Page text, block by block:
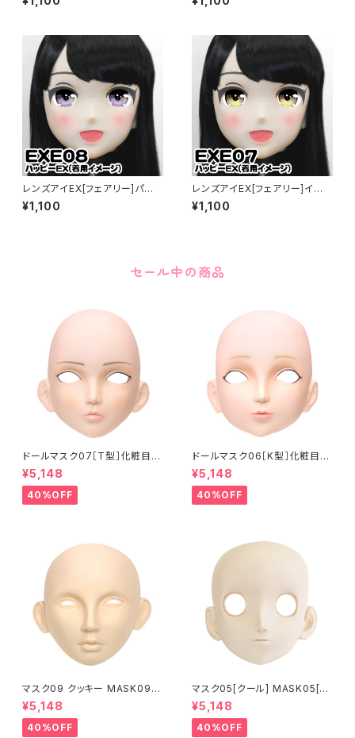
レンズアイEX[フェアリー]パー
プル Lens Eye EX[FAIRY]pur
ple
¥1,100
レンズアイEX[フェアリー]イエ
ロー Lens Eye EX[FAIRY]yel
low
¥1,100
セール中の商品
ドールマスク07［T型］化粧目穴
処理済 MASK07 [DOLL T] O
pening eye hole and make
up
¥5,148
40%OFF
ドールマスク06［K型］化粧目穴
処理 MASK06 [DOLL K] Op
ening eye hole and make
up
¥5,148
40%OFF
マスク09 クッキー MASK09
“COOKIE”
¥5,148
40%OFF
マスク05[クール] MASK05[C
OOL]
¥5,148
40%OFF